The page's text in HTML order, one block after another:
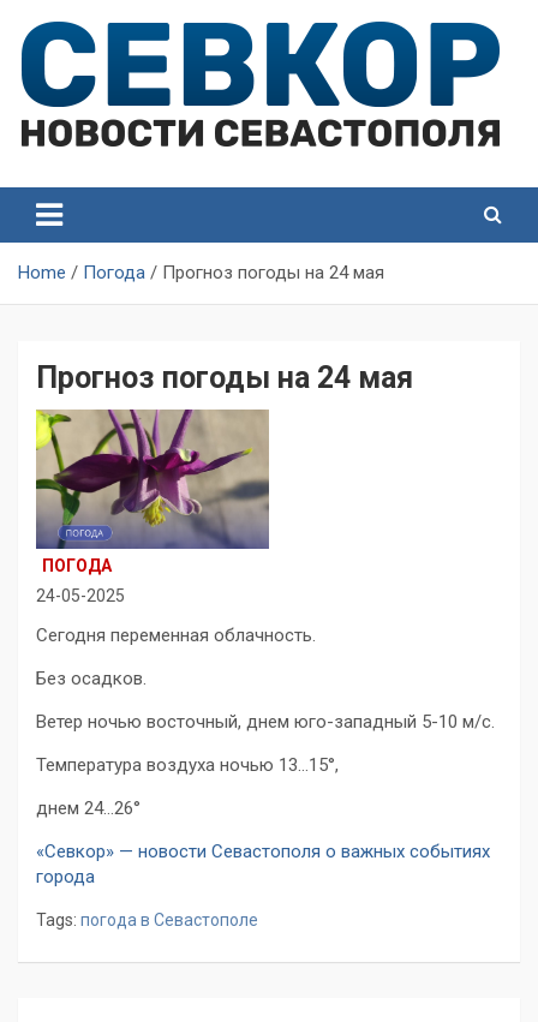
content
Севастополя
Севастополя
Home Погода Прогноз погоды на 24 мая
Прогноз погоды на 24 мая
ПОГОДА
24-05-2025
Сегодня переменная облачность.
Без осадков.
Ветер ночью восточный, днем юго-западный 5-10 м/с.
Температура воздуха ночью 13…15°,
днем 24…26°
«Севкор» — новости Севастополя о важных событиях
города
Tags: погода в Севастополе